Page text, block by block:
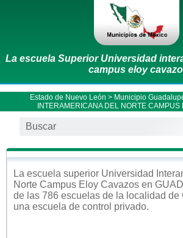
La escuela Superior Universidad
campus eloy
Estado de Nuevo León > Municipio
INTERAMERICANA DEL NORTE CAMPUS
La escuela superior Universidad
Norte Campus Eloy Cavazos en
de las 786 escuelas de la localidad de
una escuela de control privado.